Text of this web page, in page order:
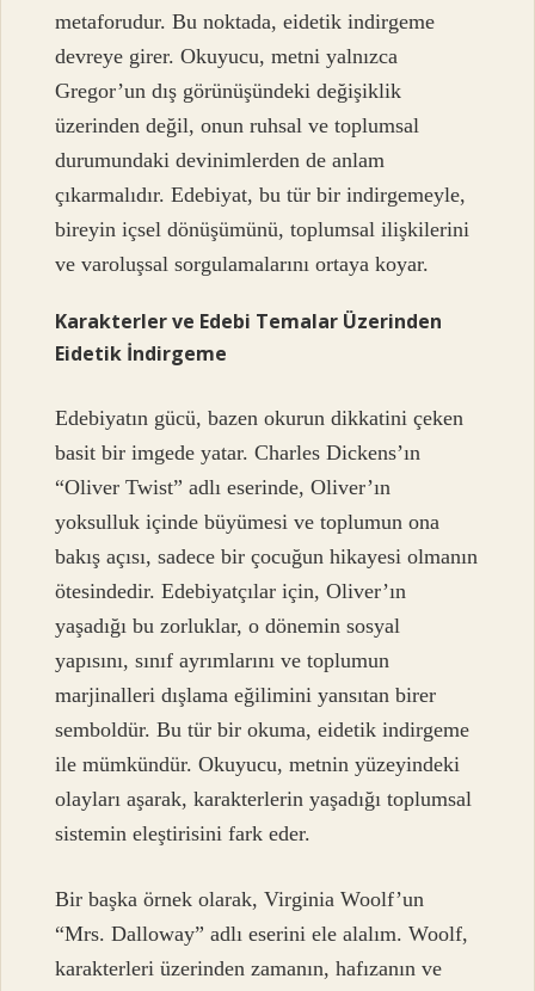
metaforudur. Bu noktada, eidetik indirgeme
devreye girer. Okuyucu, metni yalnızca
Gregor’un dış görünüşündeki değişiklik
üzerinden değil, onun ruhsal ve toplumsal
durumundaki devinimlerden de anlam
çıkarmalıdır. Edebiyat, bu tür bir indirgemeyle,
bireyin içsel dönüşümünü, toplumsal ilişkilerini
ve varoluşsal sorgulamalarını ortaya koyar.
Karakterler ve Edebi Temalar Üzerinden
Eidetik İndirgeme
Edebiyatın gücü, bazen okurun dikkatini çeken
basit bir imgede yatar. Charles Dickens’ın
“Oliver Twist” adlı eserinde, Oliver’ın
yoksulluk içinde büyümesi ve toplumun ona
bakış açısı, sadece bir çocuğun hikayesi olmanın
ötesindedir. Edebiyatçılar için, Oliver’ın
yaşadığı bu zorluklar, o dönemin sosyal
yapısını, sınıf ayrımlarını ve toplumun
marjinalleri dışlama eğilimini yansıtan birer
semboldür. Bu tür bir okuma, eidetik indirgeme
ile mümkündür. Okuyucu, metnin yüzeyindeki
olayları aşarak, karakterlerin yaşadığı toplumsal
sistemin eleştirisini fark eder.
Bir başka örnek olarak, Virginia Woolf’un
“Mrs. Dalloway” adlı eserini ele alalım. Woolf,
karakterleri üzerinden zamanın, hafızanın ve